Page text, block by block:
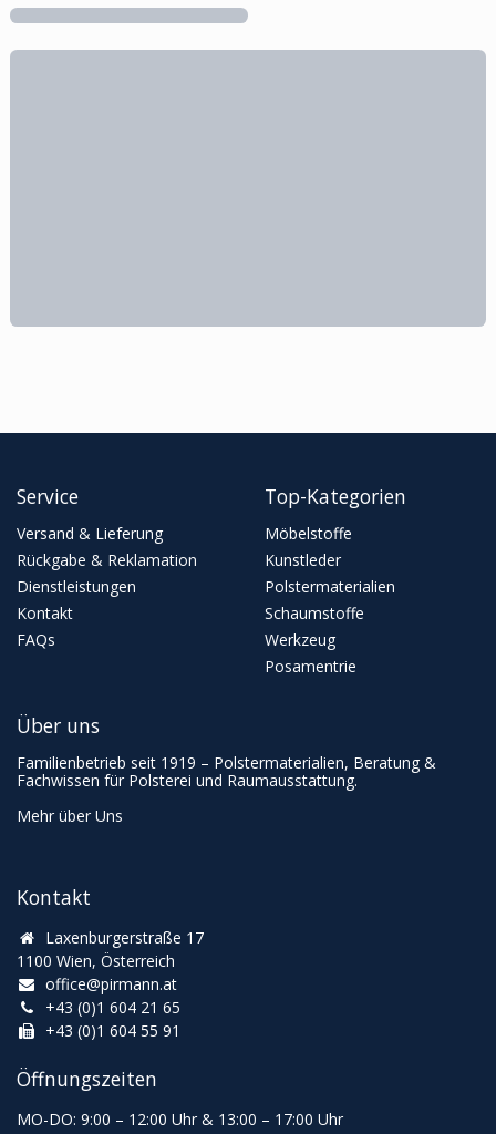
Service
Versand & Lieferung
Rückgabe & Reklamation
Dienstleistungen
Kontakt
FAQs
Top-Kategorien
Möbelstoffe
Kunstleder
Polstermaterialien
Schaumstoffe
Werkzeug
Posamentrie
Kontakt
Laxenburgerstraße 17
1100 Wien, Österreich
office@pirmann.at
+43 (0)1 604 21 65
+43 (0)1 604 55 91
Öffnungszeiten
MO-DO: 9:00 – 12:00 Uhr & 13:00 – 17:00 Uhr
Über uns
Familienbetrieb seit 1919 – Polstermaterialien, Beratung &
Fachwissen für Polsterei und Raumausstattung.
Mehr über Uns